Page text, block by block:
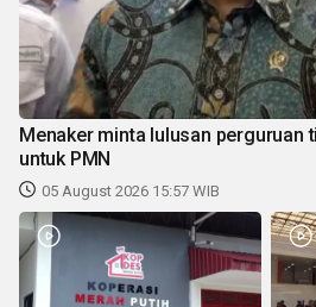
Menaker minta lulusan perguruan
untuk PMN
05 August 2026 15:57 WIB